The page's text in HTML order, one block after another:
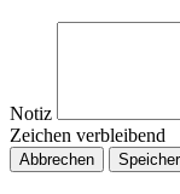
Notiz
Zeichen verbleibend
Abbrechen